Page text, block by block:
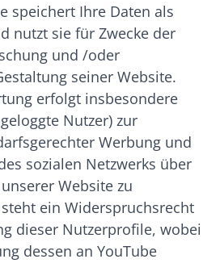
speichert Ihre Daten als
nutzt sie für Zwecke der
und /oder
seiner Website.
erfolgt insbesondere
Nutzer) zur
Werbung und
sozialen Netzwerks über
Website zu
ein Widerspruchsrecht
dieser Nutzerprofile, wobei
dessen an YouTube